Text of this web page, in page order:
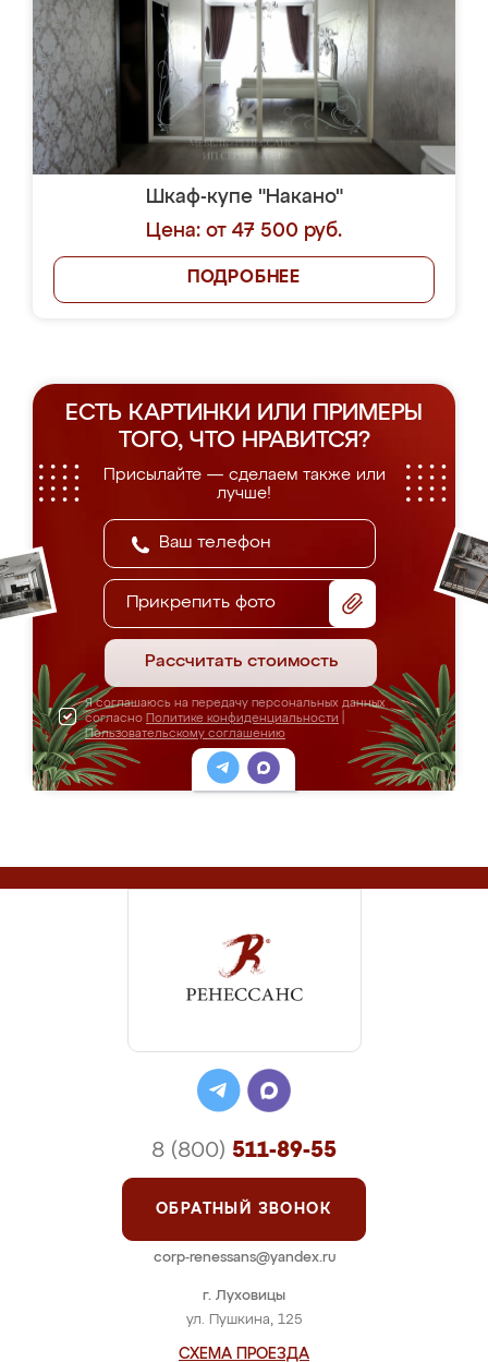
Шкаф-купе "Накано"
Цена: от 47 500 руб.
ПОДРОБНЕЕ
ЕСТЬ КАРТИНКИ ИЛИ ПРИМЕРЫ
ТОГО, ЧТО НРАВИТСЯ?
Присылайте — сделаем также или
лучше!
Прикрепить фото
Рассчитать стоимость
Я соглашаюсь на передачу персональных данных
согласно Политике конфиденциальности
Пользовательскому соглашению
г. Луховицы
ул. Пушкина, 125
СХЕМА ПРОЕЗДА
8 (800) 511-89-55
ОБРАТНЫЙ ЗВОНОК
corp-renessans@yandex.ru